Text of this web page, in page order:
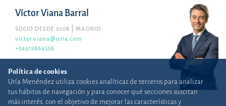
Víctor Viana Barral
SOCIO DESDE 2008
MADRID
victor.viana@uria.com
+34915864556
Política de cookies
Uría Menéndez utiliza cookies analíticas de terceros para analizar
tus hábitos de navegación y para conocer qué secciones suscitan
más interés, con el objetivo de mejorar las características y